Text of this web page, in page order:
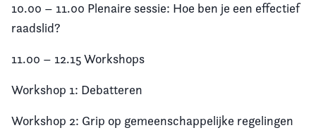
10.00 – 11.00 Plenaire sessie: Hoe ben je een effectief
raadslid?
11.00 – 12.15 Workshops
Workshop 1: Debatteren
Workshop 2: Grip op gemeenschappelijke regelingen